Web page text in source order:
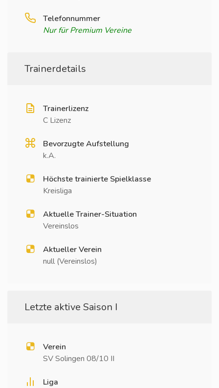
Telefonnummer
Nur für Premium Vereine
Trainerdetails
Trainerlizenz
C Lizenz
Bevorzugte Aufstellung
k.A.
Höchste trainierte Spielklasse
Kreisliga
Aktuelle Trainer-Situation
Vereinslos
Aktueller Verein
null (Vereinslos)
Letzte aktive Saison I
Verein
SV Solingen 08/10 II
Liga